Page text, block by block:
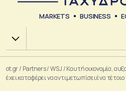
MARKETS BUSINESS
Χ.Α.
ot.gr/ Partners/WSJ /Καυτή οικονομία,
έχει καταφέρει να αντιμετωπίσει ένα